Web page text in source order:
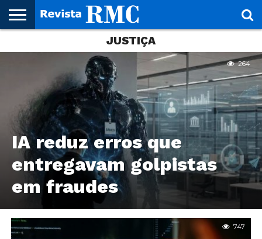
REVISTA
PROJETO
RMC – 20
ARTE &
NOTÍCIAS
EDIÇÕES
PARCEIROS
FAÇA
FALE
JUSTIÇA
IA reduz erros que
entregavam golpistas
em fraudes
264
747